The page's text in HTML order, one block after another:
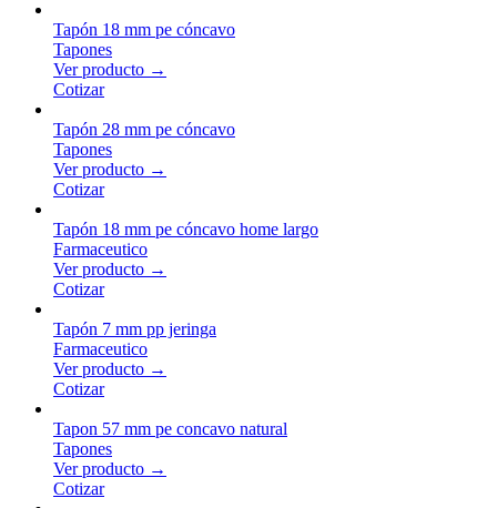
Tapón 18 mm pe cóncavo
Tapones
Ver producto →
Cotizar
Tapón 28 mm pe cóncavo
Tapones
Ver producto →
Cotizar
Tapón 18 mm pe cóncavo home largo
Farmaceutico
Ver producto →
Cotizar
Tapón 7 mm pp jeringa
Farmaceutico
Ver producto →
Cotizar
Tapon 57 mm pe concavo natural
Tapones
Ver producto →
Cotizar